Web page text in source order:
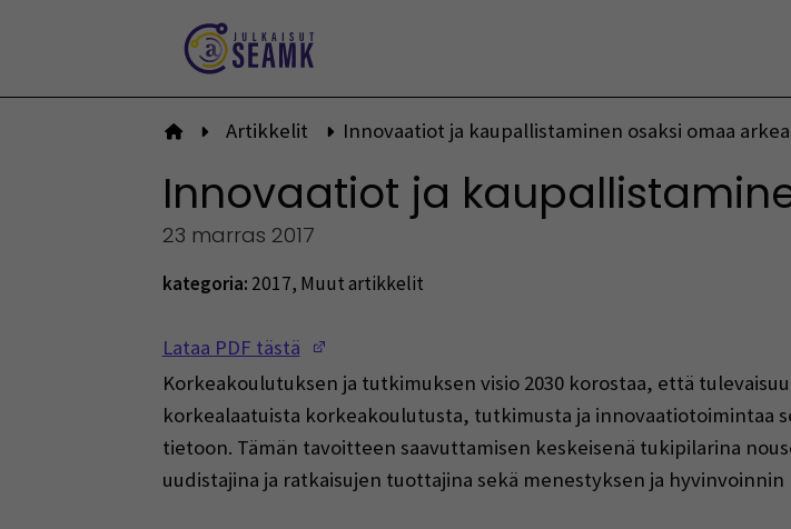
Etusivulle
Artikkelit Innovaatiot ja kaupallistaminen osaksi omaa arkea
Innovaatiot ja
23 marras 2017
kategoria: 2017, Muut artikkelit
Lataa PDF tästä
Korkeakoulutuksen ja tutkimuksen visio 2030 korostaa, että
korkealaatuista korkeakoulutusta, tutkimusta ja innovaatiotoimintaa
tietoon. Tämän tavoitteen saavuttamisen keskeisenä tukipilarina
uudistajina ja ratkaisujen tuottajina sekä menestyksen ja